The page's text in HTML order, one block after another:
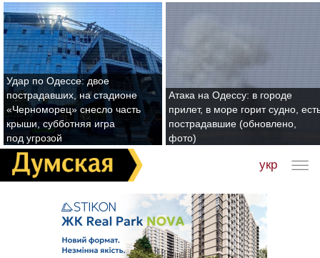
Удар по Одессе: двое
пострадавших, на стадионе
«Черноморец» снесло часть
крыши, субботняя игра
под угрозой
Атака на Одессу: в городе
прилет, в море горит судно,
пострадавшие (обновлено,
фото)
укр